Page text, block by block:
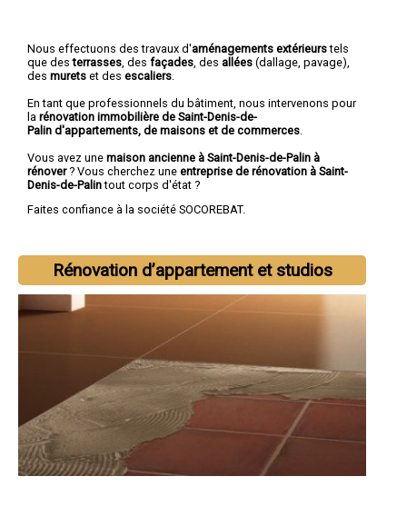
Nous effectuons des travaux d'aménagements extérieurstels
que desterrasses , des façades , des allées (dallage, pavage),
des murets et des escaliers
En tant que professionnels du bâtiment, nous intervenons pour
la rénovation immobilière de Saint-Denis-de-
Palin d'appartements, de maisons et de commerces
Vous avez une maison ancienne à Saint-Denis-de-Palin à
rénover? Vous cherchez une entreprise de rénovation à Saint-
Denis-de-Palintout corps d'état ?
Faites confiance à la société SOCOREBAT.
Rénovation d’appartement et studios